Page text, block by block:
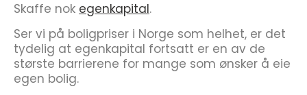
Skaffe nok egenkapital.
Ser vi på boligpriser i Norge som helhet, er det
tydelig at egenkapital fortsatt er en av de
største barrierene for mange som ønsker å eie
egen bolig.